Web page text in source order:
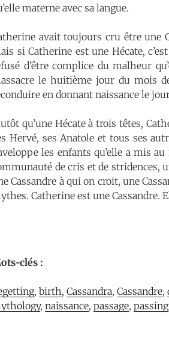
materne avec sa langue.
avait toujours cru être une
si Catherine est une Hécate,
d’être complice du malheur
le huitième jour du mois
en donnant naissance le
qu’une Hécate à trois têtes,
Hervé, ses Anatole et tous ses
les enfants qu’elle a mis
de cris et de stridences,
Cassandre à qui on croit, une
Catherine est une Cassandre.
clés :
, birth, Cassandra, Cassandre,
, naissance, passage, passing